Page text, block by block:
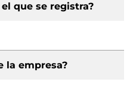
que se registra?
la empresa?